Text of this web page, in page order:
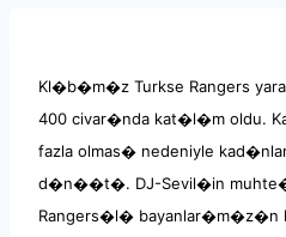
Kl�b�m�z Turkse Rangers
400 civar�nda kat�l�m oldu.
fazla olmas� nedeniyle
d�n��t�. DJ-Sevil�in
Rangers�l� bayanlar�m�z�n